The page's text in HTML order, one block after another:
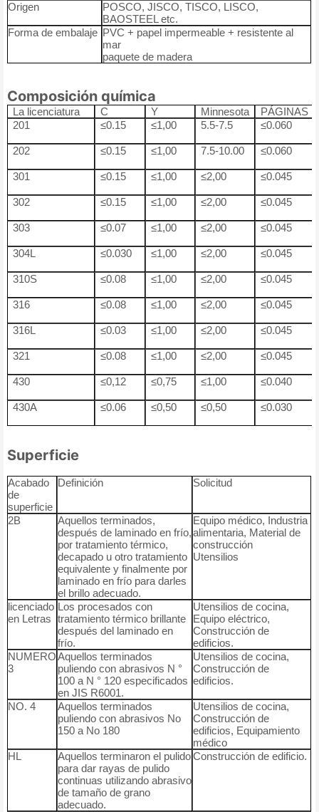
Origen
POSCO, JISCO, TISCO, LISCO,
BAOSTEEL etc.
Forma de embalaje PVC + papel impermeable + resistente al
mar
paquete de madera
Composición química
La licenciatura C Y Minnesota
PÁGINAS
201
≤0.15 ≤1,00 5.5-7.5 ≤0.060
202 ≤0.15 ≤1,00 7.5-10.00 ≤0.060
301 ≤0.15 ≤1,00 ≤2,00 ≤0.045
302 ≤0.15 ≤1,00 ≤2,00 ≤0.045
303 ≤0.07 ≤1,00 ≤2,00 ≤0.045
304L ≤0.030 ≤1,00 ≤2,00 ≤0.045
310S ≤0.08 ≤1,00 ≤2,00 ≤0.045
316 ≤0.08 ≤1,00 ≤2,00 ≤0.045
316L ≤0.03 ≤1,00 ≤2,00 ≤0.045
321 ≤0.08 ≤1,00 ≤2,00 ≤0.045
430 ≤0,12 ≤0,75 ≤1,00 ≤0.040
430A ≤0.06 ≤0,50 ≤0,50 ≤0.030
Superficie
Acabado
de
superficie
Definición Solicitud
2B
Aquellos terminados,
después de laminado en frío,
por tratamiento térmico,
decapado u otro tratamiento
equivalente y finalmente por
laminado en frío para darles
el brillo adecuado.
Equipo médico, Industria
alimentaria, Material de
construcción
Utensilios
licenciado
en Letras
Los procesados con
tratamiento térmico brillante
después del laminado en
frío.
Utensilios de cocina,
Equipo eléctrico,
Construcción de
edificios.
NUMERO
3
Aquellos terminados
puliendo con abrasivos N °
100 a N ° 120 especificados
en JIS R6001.
Utensilios de cocina,
Construcción de
edificios.
NO. 4
Aquellos terminados
puliendo con abrasivos No
150 a No 180
Utensilios de cocina,
Construcción de
edificios, Equipamiento
médico
HL
Aquellos terminaron el pulido
para dar rayas de pulido
continuas utilizando abrasivo
de tamaño de grano
adecuado.
Construcción de edificio.